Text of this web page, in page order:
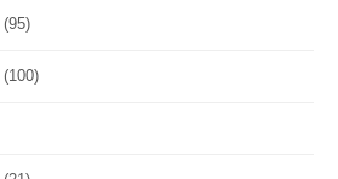
(95)
(100)